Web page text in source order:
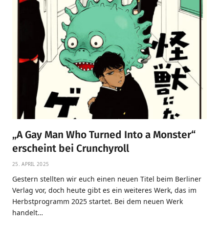
„A Gay Man Who Turned Into a Monster“
erscheint bei Crunchyroll
25. APRIL 2025
Gestern stellten wir euch einen neuen Titel beim Berliner
Verlag vor, doch heute gibt es ein weiteres Werk, das im
Herbstprogramm 2025 startet. Bei dem neuen Werk
handelt…